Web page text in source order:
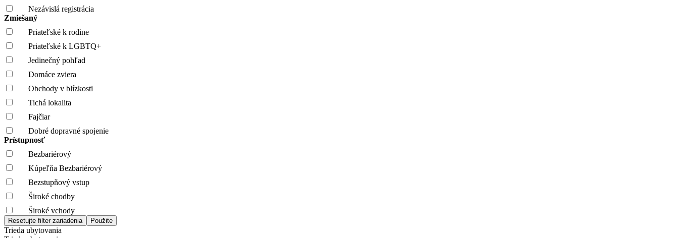
Nezávislá registrácia
Zmiešaný
Priateľské k rodine
Priateľské k LGBTQ+
Jedinečný pohľad
Domáce zviera
Obchody v blízkosti
Tichá lokalita
Fajčiar
Dobré dopravné spojenie
Prístupnosť
Bezbariérový
Kúpeľňa Bezbariérový
Bezstupňový vstup
Široké chodby
Široké vchody
Trieda ubytovania